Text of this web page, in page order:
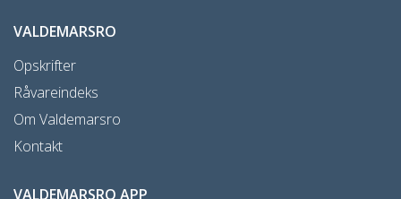
VALDEMARSRO
Opskrifter
Råvareindeks
Om Valdemarsro
Kontakt
VALDEMARSRO APP